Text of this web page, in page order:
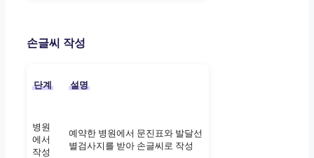
손글씨 작성
단계 설명
병원
에서
작성
예약한 병원에서 문진표와 발달선
별검사지를 받아 손글씨로 작성